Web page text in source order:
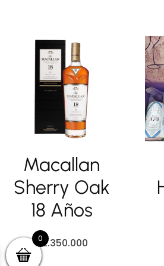
Macallan
Sherry Oak
18 Años
$2.350.000
0